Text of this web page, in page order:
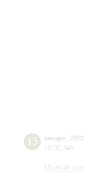
13 января 2022
19:00 Чт
Малый зал